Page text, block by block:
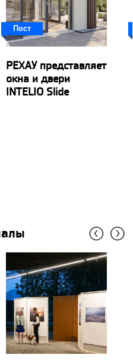
Пост
РЕХАУ представляет
окна и двери
INTELIO Slide